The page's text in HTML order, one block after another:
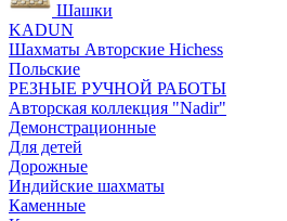
Шашки
KADUN
Шахматы Авторские Hichess
Польские
РЕЗНЫЕ РУЧНОЙ РАБОТЫ
Авторская коллекция "Nadir"
Демонстрационные
Для детей
Дорожные
Индийские шахматы
Каменные